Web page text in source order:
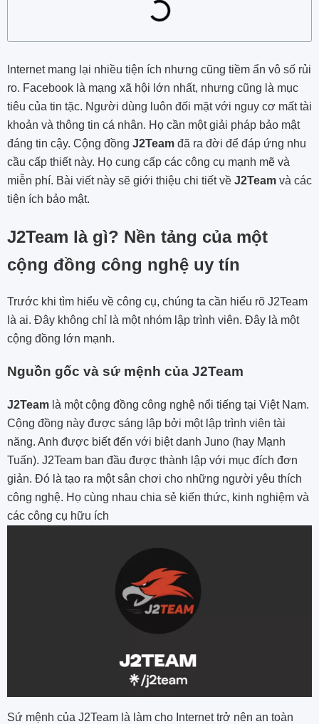
Internet mang lại nhiều tiện ích nhưng cũng tiềm ẩn vô số rủi
ro. Facebook là mạng xã hội lớn nhất, nhưng cũng là mục
tiêu của tin tặc. Người dùng luôn đối mặt với nguy cơ mất tài
khoản và thông tin cá nhân. Họ cần một giải pháp bảo mật
đáng tin cậy. Cộng đồng J2Team đã ra đời để đáp ứng nhu
cầu cấp thiết này. Họ cung cấp các công cụ mạnh mẽ và
miễn phí. Bài viết này sẽ giới thiệu chi tiết về J2Team và các
tiện ích bảo mật.
J2Team là gì? Nền tảng của một
cộng đồng công nghệ uy tín
Trước khi tìm hiểu về công cụ, chúng ta cần hiểu rõ J2Team
là ai. Đây không chỉ là một nhóm lập trình viên. Đây là một
cộng đồng lớn mạnh.
Nguồn gốc và sứ mệnh của J2Team
J2Team là một cộng đồng công nghệ nổi tiếng tại Việt Nam.
Cộng đồng này được sáng lập bởi một lập trình viên tài
năng. Anh được biết đến với biệt danh Juno (hay Mạnh
Tuấn). J2Team ban đầu được thành lập với mục đích đơn
giản. Đó là tạo ra một sân chơi cho những người yêu thích
công nghệ. Họ cùng nhau chia sẻ kiến thức, kinh nghiệm và
các công cụ hữu ích
Sứ mệnh của J2Team là làm cho Internet trở nên an toàn